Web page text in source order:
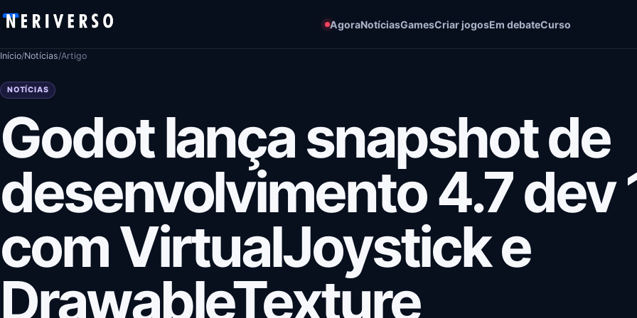
AgoraNotíciasGamesCriar jogosEm debateCurso
Início/Notícias/Artigo
NOTÍCIAS
Godot lança snapshot de
desenvolvimento 4.7 dev
com VirtualJoystick e
DrawableTexture